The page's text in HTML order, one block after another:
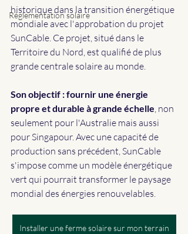
Réglementation solaire
historique dans la transition énergétique
mondiale avec l'approbation du projet
SunCable. Ce projet, situé dans le
Territoire du Nord, est qualifié de plus
grande centrale solaire au monde.
Son objectif : fournir une énergie
propre et durable à grande échelle, non
seulement pour l'Australie mais aussi
pour Singapour. Avec une capacité de
production sans précédent, SunCable
s'impose comme un modèle énergétique
vert qui pourrait transformer le paysage
mondial des énergies renouvelables.
Installer une ferme solaire sur mon terrain